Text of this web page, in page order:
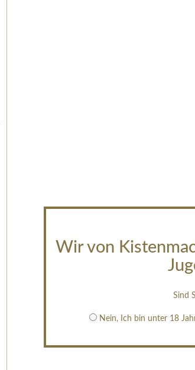
Wir von
Sind
Nein, Ich bin unter 18